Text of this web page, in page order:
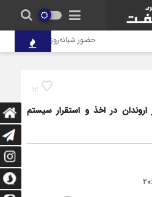
حضور شبانه‌روزی کارکنان
12
در اخذ و استقرار سیستم